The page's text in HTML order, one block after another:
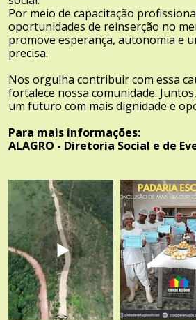
Por meio de capacitação
oportunidades de reinserção no
promove esperança, autonomia e
precisa.
Nos orgulha contribuir com essa
fortalece nossa comunidade.
um futuro com mais dignidade e
Para mais informações:
ALAGRO - Diretoria Social e de